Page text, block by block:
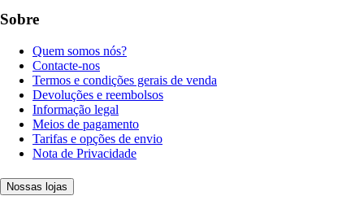
Sobre
Quem somos nós?
Contacte-nos
Termos e condições gerais de venda
Devoluções e reembolsos
Informação legal
Meios de pagamento
Tarifas e opções de envio
Nota de Privacidade
Nossas lojas